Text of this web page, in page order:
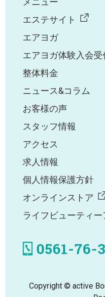
メニュー
エステサイト
エアヨガ
エアヨガ体験入会受
整体料金
ニュース&コラム
お客様の声
スタッフ情報
アクセス
求人情報
個人情報保護方針
オンラインストア
ライフビューティ
0561-76-
Copyright © active